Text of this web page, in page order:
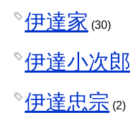
伊達家 (30)
伊達小次郎
伊達忠宗 (2)